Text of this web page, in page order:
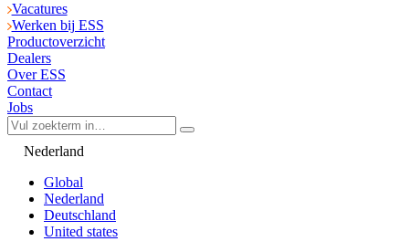
Vacatures
Werken bij ESS
Productoverzicht
Dealers
Over ESS
Contact
Jobs
Nederland
Global
Nederland
Deutschland
United states